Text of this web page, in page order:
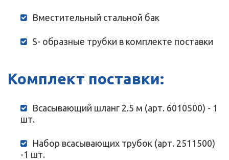
Вместительный стальной бак
S- образные трубки в комплекте поставки
Комплект поставки:
Всасывающий шланг 2.5 м (арт. 6010500) - 1
шт.
Набор всасывающих трубок (арт. 2511500)
-1 шт.